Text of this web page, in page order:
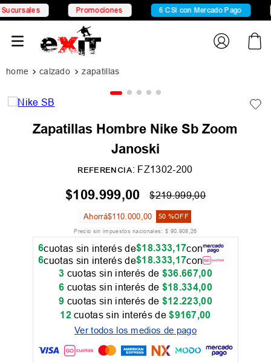
Promociones 6 CSI con Mercado Pago
calzado zapatillas
Zapatillas Hombre Nike Sb Zoom
Janoski
REFERENCIA: FZ1302-200
$109.999,00 $219.999,00
Ahorrá$110.000,00 50 %OFF
Precio sin impuestos nacionales: $ 90.908,26
6cuotas sin interés de$18.333,17con
6cuotas sin interés de$18.333,17con
3 cuotas sin interés de $36.667,00
6 cuotas sin interés de $18.334,00
9 cuotas sin interés de $12.223,00
12 cuotas sin interés de$9167,00
Ver todos los medios de pago